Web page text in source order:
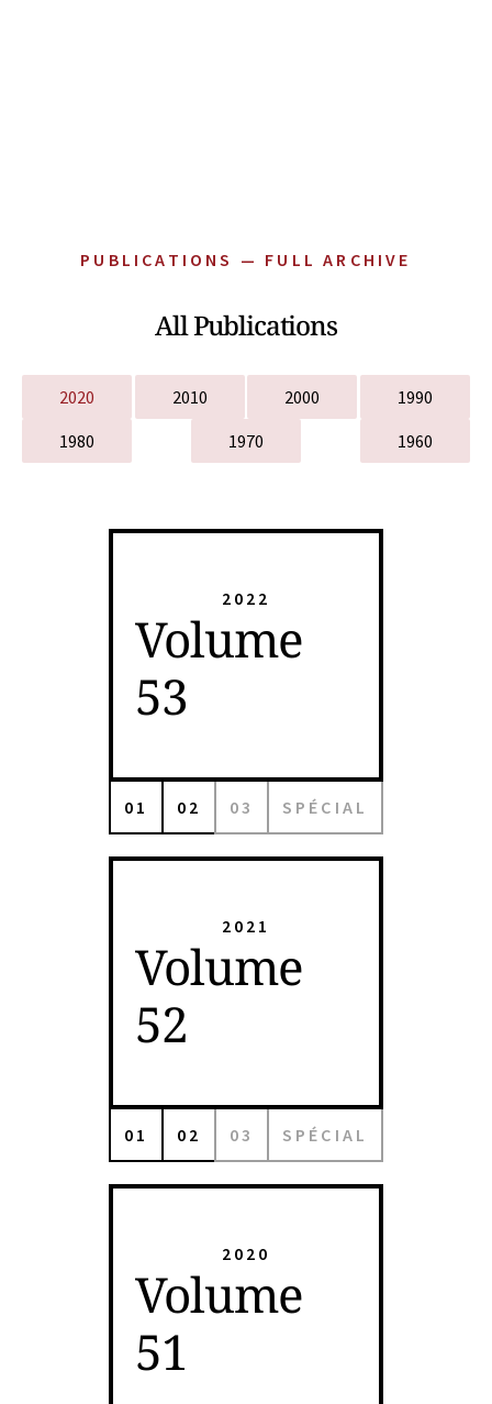
PUBLICATIONS — FULL ARCHIVE
All Publications
2020 2010 2000
1990
1980
1970 1960
2022
Volume
53
01 02 03 SPÉCIAL
2021
Volume
52
01 02 03 SPÉCIAL
2020
Volume
51